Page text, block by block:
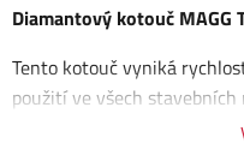
Diamantový kotouč MAGG
Tento kotouč vyniká
použití ve všech